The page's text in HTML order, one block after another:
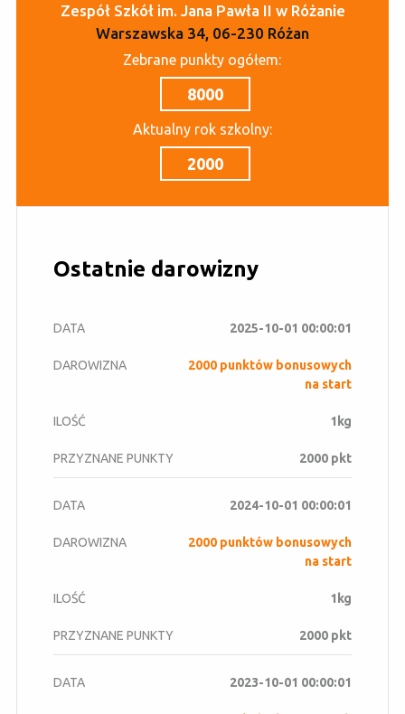
Zespół Szkół im. Jana Pawła II w Różanie
Warszawska 34, 06-230 Różan
Zebrane punkty ogółem:
8000
Aktualny rok szkolny:
2000
Ostatnie darowizny
2025-10-01 00:00:01
2000 punktów bonusowych
na start
1kg
2000 pkt
2024-10-01 00:00:01
2000 punktów bonusowych
na start
1kg
2000 pkt
2023-10-01 00:00:01